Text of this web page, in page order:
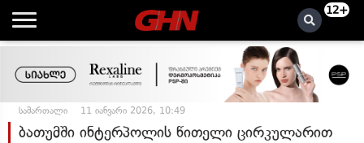
12+
სამართალი 11 იანვარი 2026, 10:49
ბათუმში ინტერპოლის წითელი ცირკულარით